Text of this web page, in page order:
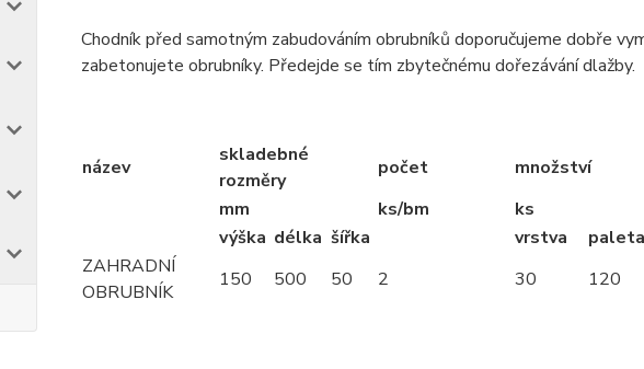
Chodník před samotným zabudováním obrubníků doporučujeme dobře
zabetonujete obrubníky. Předejde se tím zbytečnému dořezávání dlažby.
název
skladebné
rozměry
počet
množství
mm
ks/bm
ks
výška délka šířka vrstva
paleta
ZAHRADNÍ
OBRUBNÍK
150 500 50 2 30 120